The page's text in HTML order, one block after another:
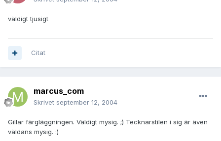
väldigt tjusigt
Citat
marcus_com
Skrivet september 12, 2004
Gillar färgläggningen. Väldigt mysig. ;) Tecknarstilen i sig är även
väldans mysig. :)